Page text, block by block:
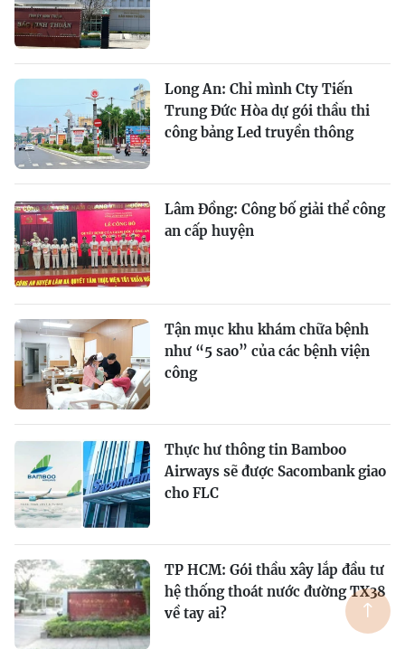
Long An: Chỉ mình Cty Tiến
Trung Đức Hòa dự gói thầu thi
công bảng Led truyền thông
Lâm Đồng: Công bố giải thể công
an cấp huyện
Tận mục khu khám chữa bệnh
như “5 sao” của các bệnh viện
công
Thực hư thông tin Bamboo
Airways sẽ được Sacombank giao
cho FLC
TP HCM: Gói thầu xây lắp đầu tư
hệ thống thoát nước đường TX38
về tay ai?